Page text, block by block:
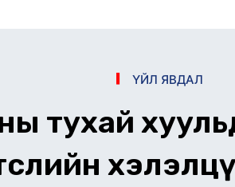
ҮЙЛ ЯВДАЛ
тухай хуульд